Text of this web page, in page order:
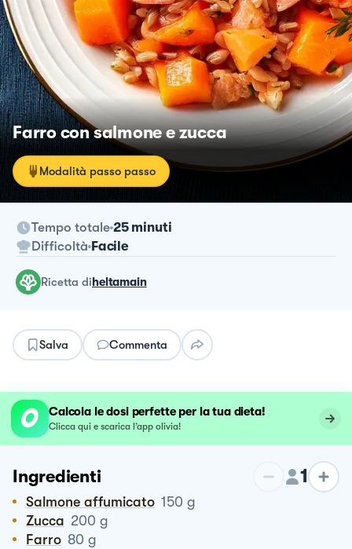
Farro con salmone e zucca
Modalità passo passo
Tempo totale 25 minuti
Difficoltà Facile
ricetta diheltamain
Salva Commenta
Calcola le dosi perfette per la tua dieta!
Clicca qui e scarica l’app olivia!
Ingredienti 1
Salmone affumicato 150 g
Zucca 200 g
Farro 80 g